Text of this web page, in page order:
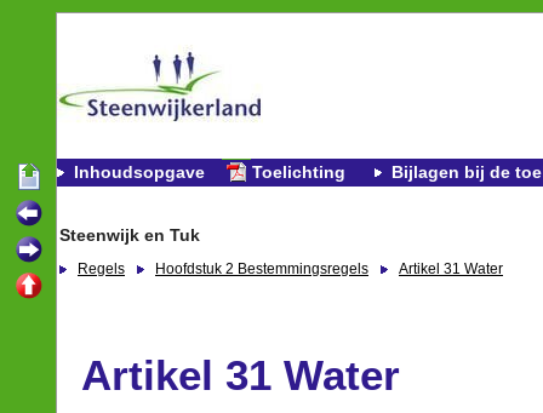
Steenwijk en Tuk
Regels Hoofdstuk 2 Bestemmingsregels Artikel 31 Water
Inhoudsopgave Toelichting Bijlagen bij de
Artikel 31 Water